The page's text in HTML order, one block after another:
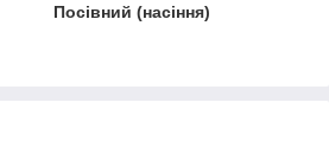
Посівний (насіння)